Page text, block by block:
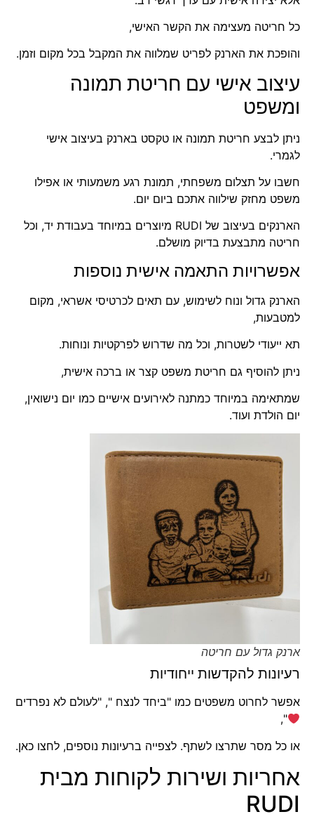
כל חריטה מעצימה את הקשר האישי,
והופכת את הארנק לפריט שמלווה את המקבל בכל מקום וזמן.
עיצוב אישי עם חריטת תמונה
ומשפט
ניתן לבצע חריטת תמונה או טקסט בארנק בעיצוב אישי
לגמרי.
חשבו על תצלום משפחתי, תמונת רגע משמעותי או אפילו
משפט מחזק שילווה אתכם ביום יום.
הארנקים בעיצוב של RUDI מיוצרים במיוחד בעבודת יד, וכל
חריטה מתבצעת בדיוק מושלם.
אפשרויות התאמה אישית נוספות
הארנק גדול ונוח לשימוש, עם תאים לכרטיסי אשראי, מקום
למטבעות,
תא ייעודי לשטרות, וכל מה שדרוש לפרקטיות ונוחות.
ניתן להוסיף גם חריטת משפט קצר או ברכה אישית,
שמתאימה במיוחד כמתנה לאירועים אישיים כמו יום נישואין,
יום הולדת ועוד.
ארנק גדול עם חריטה
רעיונות להקדשות ייחודיות
אפשר לחרוט משפטים כמו "ביחד לנצח ", "לעולם לא נפרדים
",
או כל מסר שתרצו לשתף. לצפייה ברעיונות נוספים, לחצו כאן.
אחריות ושירות לקוחות מבית
RUDI